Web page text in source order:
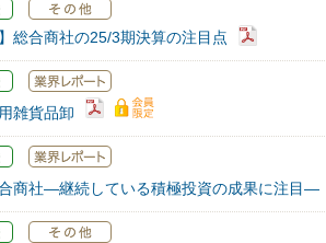
総合商社の25/3期決算の注目点
雑貨品卸
合商社―継続している積極投資の成果に注目―